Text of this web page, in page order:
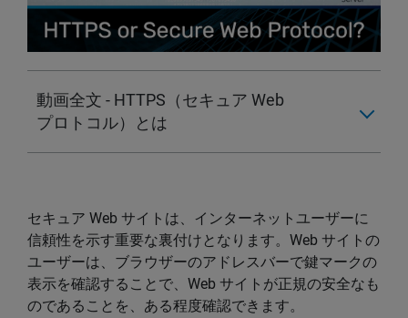
動画全文 - HTTPS（セキュア Web
プロトコル）とは
セキュア Web サイトは、インターネットユーザーに
信頼性を示す重要な裏付けとなります。Web サイトの
ユーザーは、ブラウザーのアドレスバーで鍵マークの
表示を確認することで、Web サイトが正規の安全なも
のであることを、ある程度確認できます。